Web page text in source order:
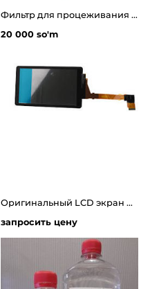
Фильтр для процеживания фотополимерной смолы
20 000 so'm
Оригинальный LCD экран для фотополимерного 3D принтера Anycubic Photon S / Photon
запросить цену